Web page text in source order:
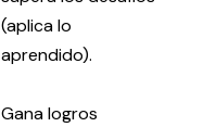
(aplica lo
aprendido).
Gana logros